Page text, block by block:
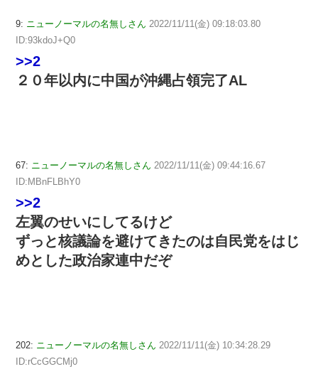
9: ニューノーマルの名無しさん 2022/11/11(金) 09:18:03.80
ID:93kdoJ+Q0
>>2
２０年以内に中国が沖縄占領完了AL
67: ニューノーマルの名無しさん 2022/11/11(金) 09:44:16.67
ID:MBnFLBhY0
>>2
左翼のせいにしてるけど
ずっと核議論を避けてきたのは自民党をはじ
めとした政治家連中だぞ
202: ニューノーマルの名無しさん 2022/11/11(金) 10:34:28.29
ID:rCcGGCMj0